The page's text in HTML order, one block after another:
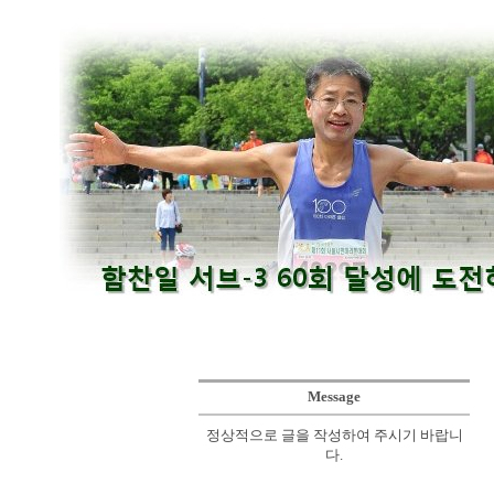
Message
정상적으로 글을 작성하여 주시기 바랍니
다.